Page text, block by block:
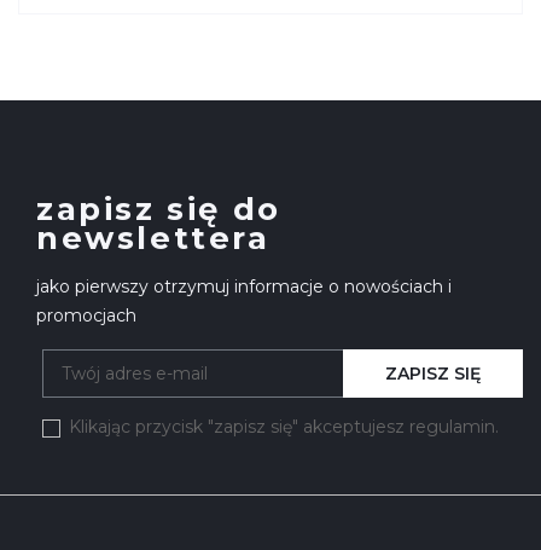
zapisz się do
newslettera
jako pierwszy otrzymuj informacje o nowościach i
promocjach
Klikając przycisk "zapisz się" akceptujesz regulamin.
ZAPISZ SIĘ